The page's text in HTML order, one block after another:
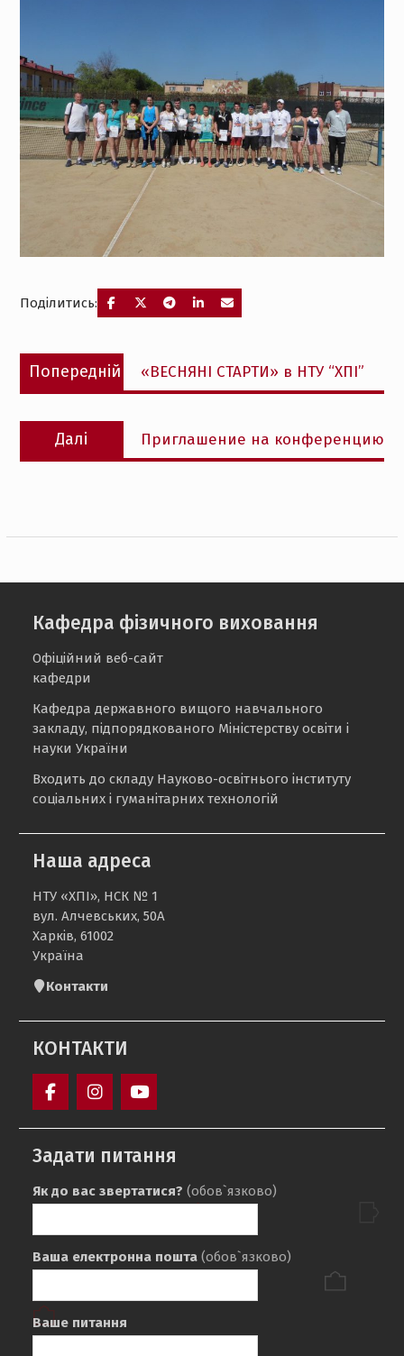
Поділитись:
Навігація
записів
Попередній
Попередній
запис:
«ВЕСНЯНІ СТАРТИ» в НТУ “ХПІ”
Далі
Наступний
запис:
Приглашение на конференцию
Кафедра фізичного виховання
Офіційний веб-сайт
кафедри
Кафедра державного вищого навчального
закладу, підпорядкованого Міністерству освіти і
науки України
Входить до складу Науково-освітнього інституту
соціальних і гуманітарних технологій
Наша адреса
НТУ «ХПІ», НСК № 1
вул. Алчевських, 50А
Харків, 61002
Україна
Контакти
КОНТАКТИ
виховання»
«ХПІ»
ВИХОВАННЯ»
«ХПІ»
Задати питання
Як до вас звертатися? (обов`язково)
Ваша електронна пошта (обов`язково)
Ваше питання